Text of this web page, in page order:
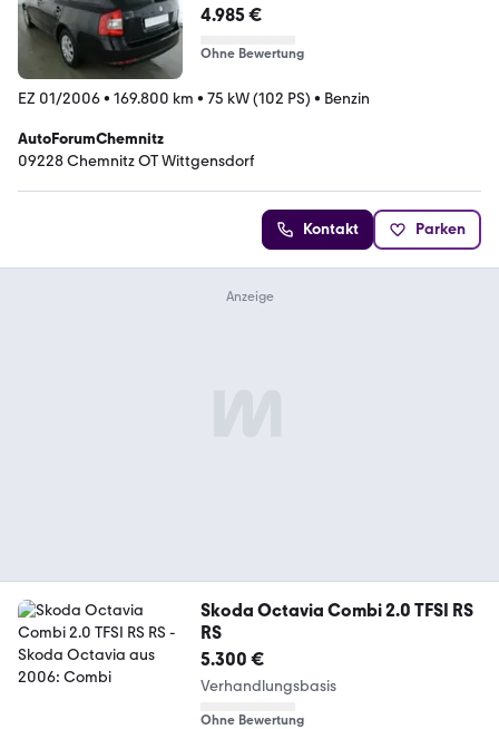
4.985 €
Ohne Bewertung
EZ 01/2006• 169.800 km • 75 kW (102 PS) • Benzin
AutoForumChemnitz
09228 Chemnitz OT Wittgensdorf
Kontakt Parken
Skoda Octavia Combi 2.0 TFSI RS
RS
5.300 €
Verhandlungsbasis
Ohne Bewertung